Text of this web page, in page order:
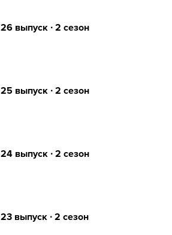
26 выпуск ∙ 2 сезон
25 выпуск ∙ 2 сезон
24 выпуск ∙ 2 сезон
23 выпуск ∙ 2 сезон